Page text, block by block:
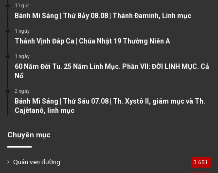
11 giờ
Bánh Mì Sáng | Thứ Bảy 08.08 | Thánh Đaminh, Linh mục
1 ngày
Thánh Vịnh Đáp Ca | Chúa Nhật 19 Thường Niên A
1 ngày
60 Năm Đời Tu. 25 Năm Linh Mục. Phần VII: ĐỜI LINH MỤC. Cả
Nổ
2 ngày
Bánh Mì Sáng | Thứ Sáu 07.08 | Th. Xystô II, giám mục và Th.
Cajêtanô, linh mục
Chuyên mục
Quán ven đường 3.651